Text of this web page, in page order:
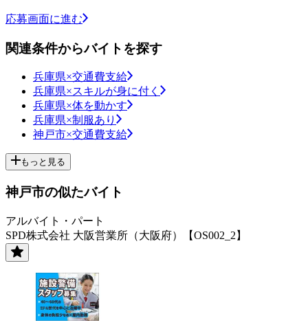
応募画面に進む
関連条件からバイトを探す
兵庫県×交通費支給
兵庫県×スキルが身に付く
兵庫県×体を動かす
兵庫県×制服あり
神戸市×交通費支給
もっと見る
神戸市の似たバイト
アルバイト・パート
SPD株式会社 大阪営業所（大阪府）【OS002_2】